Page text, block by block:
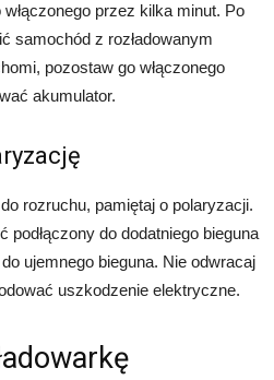
przez kilka minut. Po
samochód z rozładowanym
pozostaw go włączonego
akumulator.
rozruchu, pamiętaj o polaryzacji.
podłączony do dodatniego bieguna
ujemnego bieguna. Nie odwracaj
uszkodzenie elektryczne.